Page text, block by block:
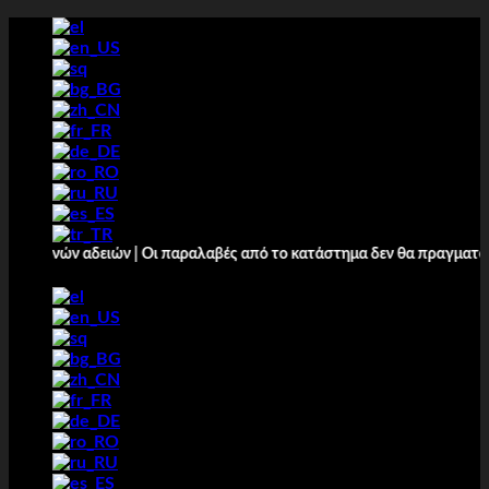
conținut
| Οι παραλαβές από το κατάστημα δεν θα